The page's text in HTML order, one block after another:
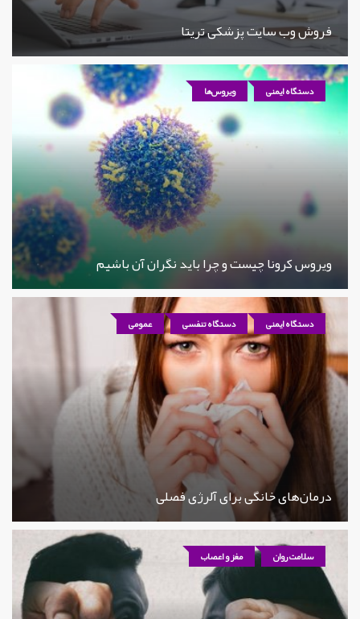
فروش وب سایت پزشکی تریتا
دستگاه ایمنی ویروس‌ها
ویروس کرونا چیست و چرا باید نگران آن باشیم
دستگاه ایمنی دستگاه تنفسی عمومی
درمان‌های خانگی برای آلرژی فصلی
سلامت روان مغز و اعصاب